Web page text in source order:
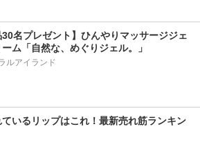
30名プレゼント】ひんやりマッサージジェ
ム「自然な、めぐりジェル。」
ルアイランド
いるリップはこれ！最新売れ筋ランキン